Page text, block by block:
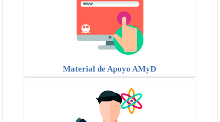
Material de Apoyo AMyD